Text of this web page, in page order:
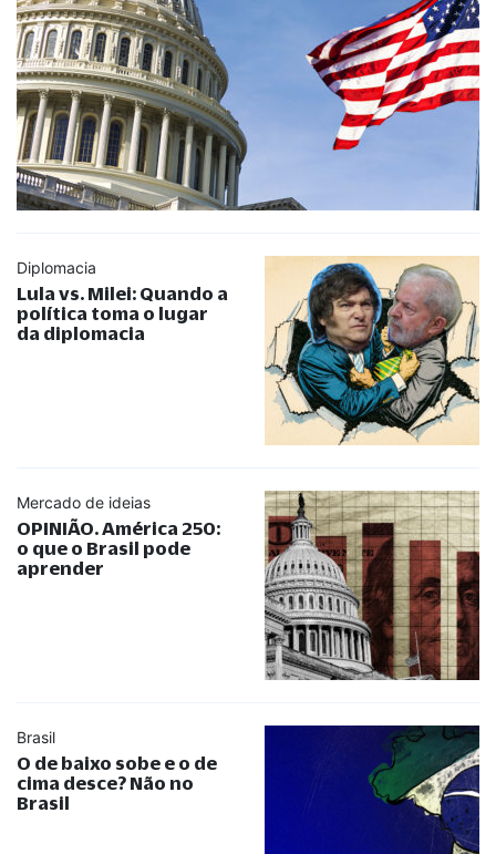
Diplomacia
Lula vs. Milei: Quando a
política toma o lugar
da diplomacia
Mercado de ideias
OPINIÃO. América 250:
o que o Brasil pode
aprender
Brasil
O de baixo sobe e o de
cima desce? Não no
Brasil